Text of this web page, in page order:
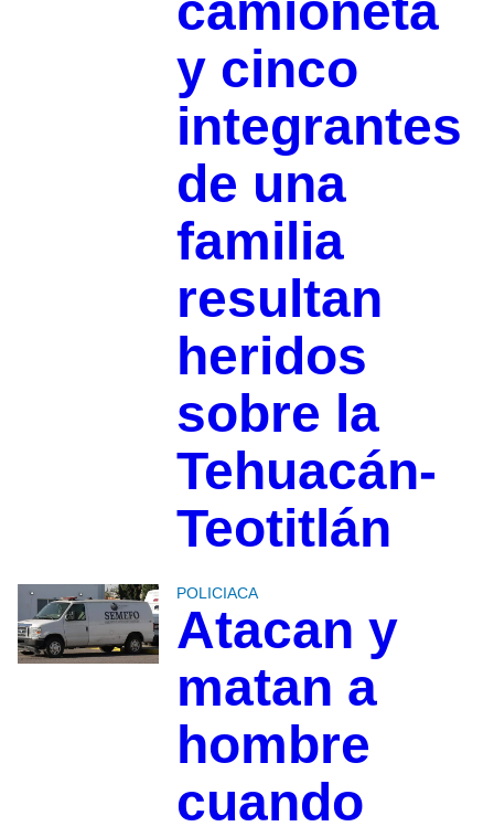
y cinco
integrantes
de una
familia
resultan
heridos
sobre la
Tehuacán-
Teotitlán
POLICIACA
Atacan y
matan a
hombre
cuando